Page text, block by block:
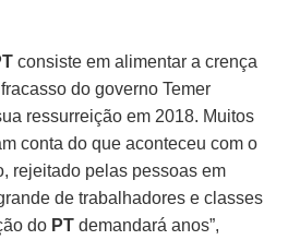
consiste em alimentar a crença
do governo Temer
ressurreição em 2018. Muitos
conta do que aconteceu com o
rejeitado pelas pessoas em
de trabalhadores e classes
do PT demandará anos”,